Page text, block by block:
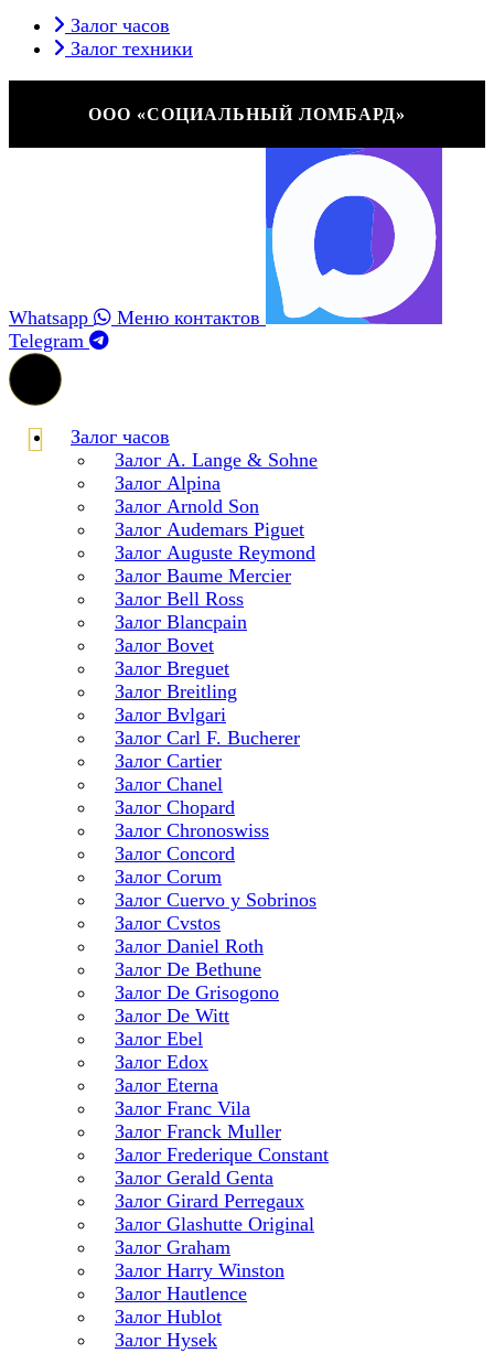
Залог часов
Залог техники
ООО «СОЦИАЛЬНЫЙ ЛОМБАРД»
Whatsapp
Меню контактов
Telegram
Залог часов
Залог A. Lange & Sohne
Залог Alpina
Залог Arnold Son
Залог Audemars Piguet
Залог Auguste Reymond
Залог Baume Mercier
Залог Bell Ross
Залог Blancpain
Залог Bovet
Залог Breguet
Залог Breitling
Залог Bvlgari
Залог Carl F. Bucherer
Залог Cartier
Залог Chanel
Залог Chopard
Залог Chronoswiss
Залог Concord
Залог Corum
Залог Cuervo y Sobrinos
Залог Cvstos
Залог Daniel Roth
Залог De Bethune
Залог De Grisogono
Залог De Witt
Залог Ebel
Залог Edox
Залог Eterna
Залог Franc Vila
Залог Franck Muller
Залог Frederique Constant
Залог Gerald Genta
Залог Girard Perregaux
Залог Glashutte Original
Залог Graham
Залог Harry Winston
Залог Hautlence
Залог Hublot
Залог Hysek